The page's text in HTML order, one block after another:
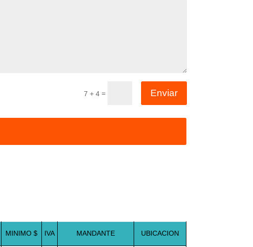
7 + 4= Enviar
MINIMO $ IVA MANDANTE UBICACION